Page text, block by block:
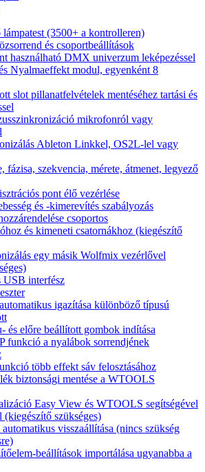
lámpatest (3500+ a kontrolleren)
és csoportbeállítások
használható DMX univerzum leképezéssel
Nyalmaeffekt modul, egyenként 8
slot pillanatfelvételek mentéséhez tartási és
mikrofonról vagy
Ableton Linkkel, OS2L-lel vagy
fázisa, szekvencia, mérete, átmenet, legyező
pont élő vezérlése
és -kimerevítés szabályozás
csoportos
és kimeneti csatornákhoz (kiegészítő
egy másik Wolfmix vezérlővel
interfész
igazítása különböző típusú
és előre beállított gombok indítása
funkció a nyalábok sorrendjének
több effekt sáv felosztásához
biztonsági mentése a WTOOLS
Easy View és WTOOLS segítségével
szükséges)
visszaállítása (nincs szükség
beállítások importálása ugyanabba a